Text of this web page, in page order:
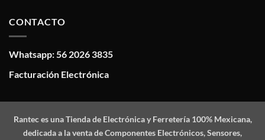
CONTACTO
Whatsapp: 56 2026 3835
Facturación Electrónica
Ranteces una Tienda de Electrónica y Ferretería 100% Mexicana,
dedicada a la venta de Componentes Electrónicos, Sensores,